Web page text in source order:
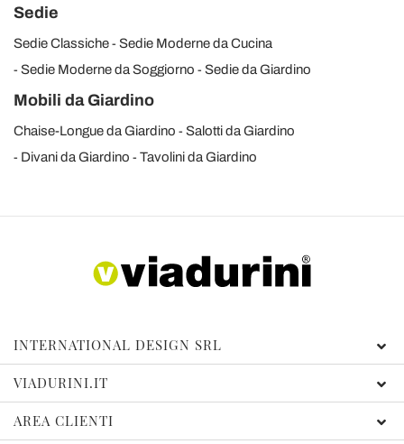
Sedie
Sedie Classiche
Sedie Moderne da Cucina
Sedie Moderne da Soggiorno
Sedie da Giardino
Mobili da Giardino
Chaise-Longue da Giardino
Salotti da Giardino
Divani da Giardino
Tavolini da Giardino
INTERNATIONAL DESIGN SRL
VIADURINI.IT
AREA CLIENTI